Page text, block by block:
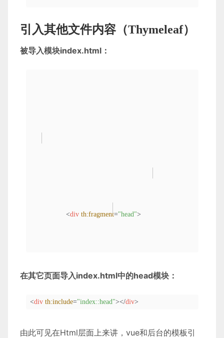
引入其他文件内容（Thymeleaf）
被导入模块index.html：
<div th:fragment="head">
在其它页面导入index.html中的head模块：
<div th:include="index::head"></div>
由此可见在Html层面上来讲，vue和后台的模板引